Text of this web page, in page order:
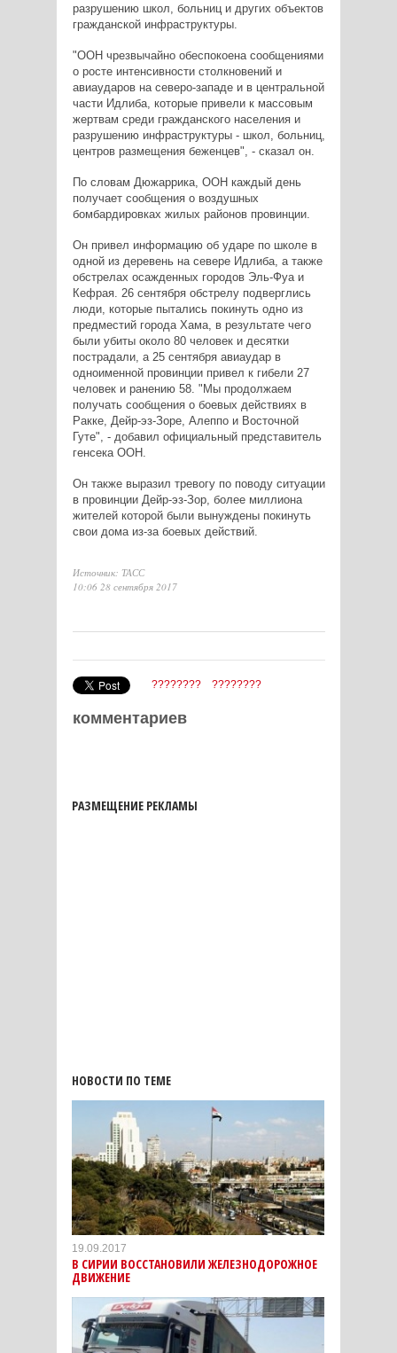
разрушению школ, больниц и других объектов
гражданской инфраструктуры.
"ООН чрезвычайно обеспокоена сообщениями
о росте интенсивности столкновений и
авиаударов на северо-западе и в центральной
части Идлиба, которые привели к массовым
жертвам среди гражданского населения и
разрушению инфраструктуры - школ, больниц,
центров размещения беженцев", - сказал он.
По словам Дюжаррика, ООН каждый день
получает сообщения о воздушных
бомбардировках жилых районов провинции.
Он привел информацию об ударе по школе в
одной из деревень на севере Идлиба, а также
обстрелах осажденных городов Эль-Фуа и
Кефрая. 26 сентября обстрелу подверглись
люди, которые пытались покинуть одно из
предместий города Хама, в результате чего
были убиты около 80 человек и десятки
пострадали, а 25 сентября авиаудар в
одноименной провинции привел к гибели 27
человек и ранению 58. "Мы продолжаем
получать сообщения о боевых действиях в
Ракке, Дейр-эз-Зоре, Алеппо и Восточной
Гуте", - добавил официальный представитель
генсека ООН.
Он также выразил тревогу по поводу ситуации
в провинции Дейр-эз-Зор, более миллиона
жителей которой были вынуждены покинуть
свои дома из-за боевых действий.
Источник: ТАСС
10:06 28 сентября 2017
???????? ????????
комментариев
РАЗМЕЩЕНИЕ РЕКЛАМЫ
НОВОСТИ ПО ТЕМЕ
19.09.2017
В СИРИИ ВОССТАНОВИЛИ ЖЕЛЕЗНОДОРОЖНОЕ
ДВИЖЕНИЕ